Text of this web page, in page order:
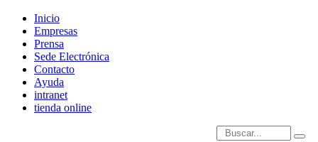
Inicio
Empresas
Prensa
Sede Electrónica
Contacto
Ayuda
intranet
tienda online
Introduce términos de